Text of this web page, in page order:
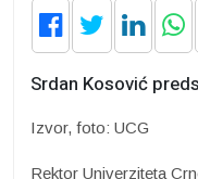
Srdan Kosović
Izvor, foto: UCG
Rektor Univerziteta